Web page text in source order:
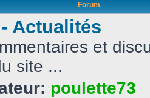
Forum
Actualités
et
site ...
poulette73